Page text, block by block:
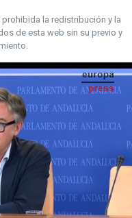
la redistribución y la
de esta web sin su previo y